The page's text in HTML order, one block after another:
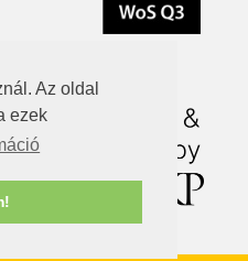
Az oldal
ezek